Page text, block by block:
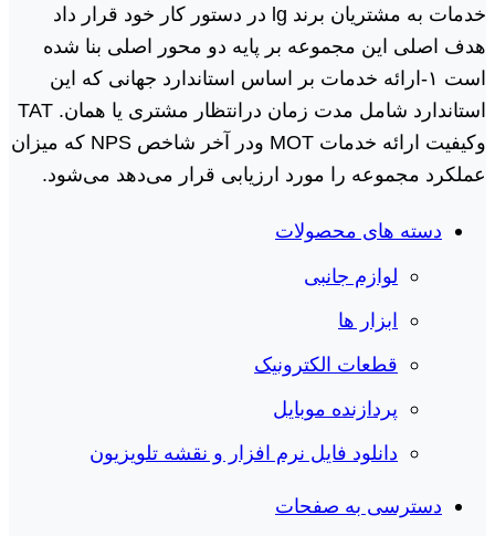
خدمات به مشتریان برند lg در دستور کار خود قرار داد
هدف اصلی این مجموعه بر پایه دو محور اصلی بنا شده
است ١-ارائه خدمات بر اساس استاندارد جهانی که این
استاندارد شامل مدت زمان درانتظار مشتری یا همان. TAT
وکیفیت ارائه خدمات MOT ودر آخر شاخص NPS که میزان
عملکرد مجموعه را مورد ارزیابی قرار می‌دهد می‌شود.
دسته های محصولات
لوازم جانبی
ابزار ها
قطعات الکترونیک
پردازنده موبایل
دانلود فایل نرم افزار و نقشه تلویزیون
دسترسی به صفحات